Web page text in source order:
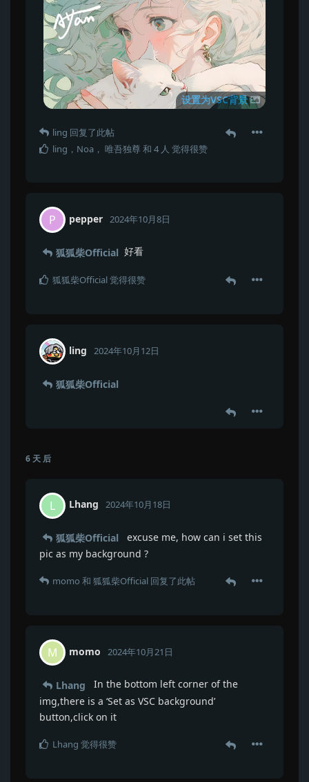
设置为VSC背景
ling 回复了此帖
ling ， Noa ， 唯吾独尊 和 4 人 觉得很赞
P pepper 2024年10月8日
狐狐柴Official 好看
狐狐柴Official觉得很赞
ling 2024年10月12日
狐狐柴Official
6 天 后
L Lhang 2024年10月18日
狐狐柴Official
excuse me, how can i set this
pic as my background ?
momo 和 狐狐柴Official 回复了此帖
M momo 2024年10月21日
Lhang
In the bottom left corner of the
img,there is a ‘Set as VSC background’
button,click on it
Lhang 觉得很赞